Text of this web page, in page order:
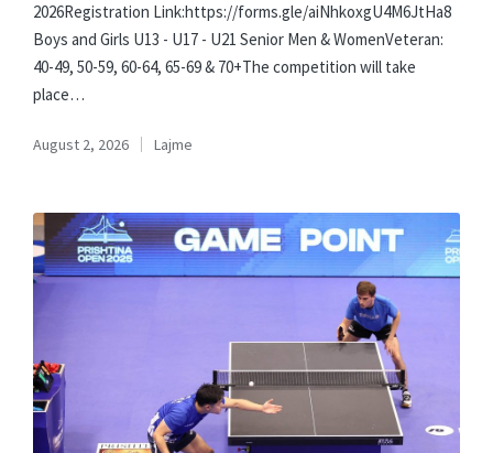
2026Registration Link:https://forms.gle/aiNhkoxgU4M6JtHa8
Boys and Girls U13 - U17 - U21 Senior Men & WomenVeteran:
40-49, 50-59, 60-64, 65-69 & 70+The competition will take
place…
August 2, 2026
Posted
Lajme